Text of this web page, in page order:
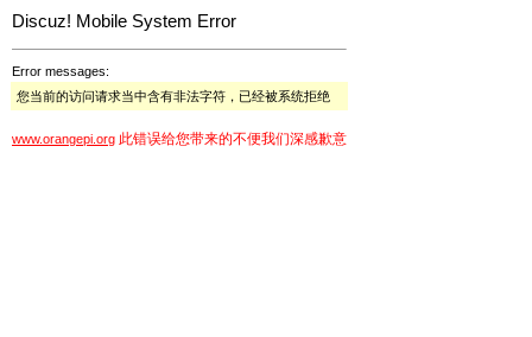
Discuz! Mobile System Error
Error messages:
您当前的访问请求当中含有非法字符，已经被系统拒绝
www.orangepi.org 此错误给您带来的不便我们深感歉意